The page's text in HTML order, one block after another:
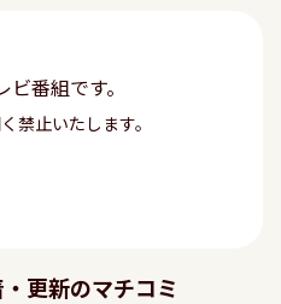
番組です。
禁止いたします。
更新のマチコミ